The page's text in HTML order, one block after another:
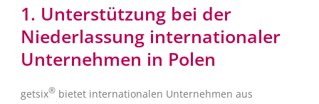
1. Unterstützung bei der
Niederlassung internationaler
Unternehmen in Polen
getsix® bietet internationalen Unternehmen aus